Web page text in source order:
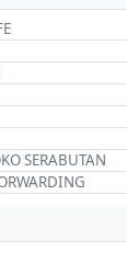
SERABUTAN